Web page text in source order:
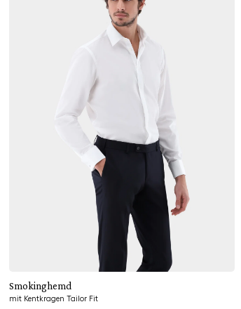
Hinzufügen
Smokinghemd
mit Kentkragen Tailor Fit